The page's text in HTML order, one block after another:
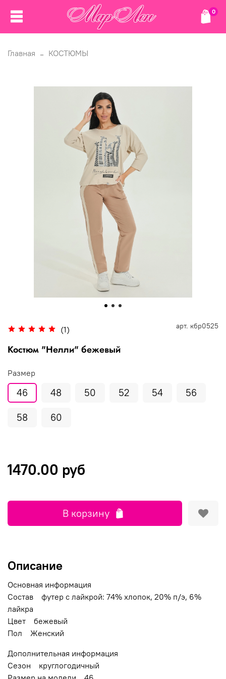
0
Главная КОСТЮМЫ
(1) арт. кбр0525
Костюм "Нелли" бежевый
Размер
46 48 50 52 54 56
58 60
1470.00 руб
В корзину
Описание
Основная информация
Состав футер с лайкрой: 74% хлопок, 20% п/э, 6%
лайкра
Цвет бежевый
Пол Женский
Дополнительная информация
Сезон круглогодичный